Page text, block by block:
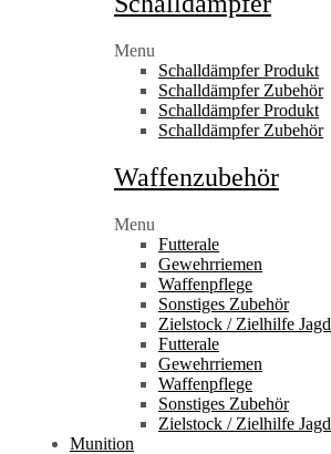
Menu
Schalldämpfer Produkt
Schalldämpfer Zubehör
Schalldämpfer Produkt
Schalldämpfer Zubehör
Waffenzubehör
Menu
Futterale
Gewehrriemen
Waffenpflege
Sonstiges Zubehör
Zielstock / Zielhilfe Jagd
Futterale
Gewehrriemen
Waffenpflege
Sonstiges Zubehör
Zielstock / Zielhilfe Jagd
Munition